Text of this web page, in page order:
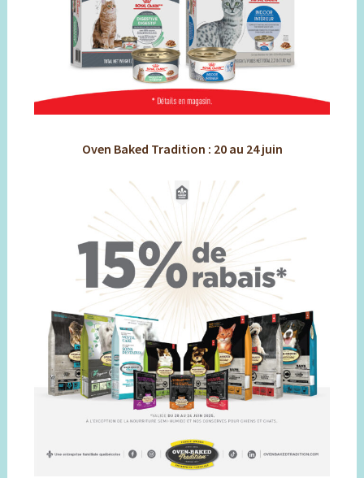
Oven Baked Tradition : 20 au 24 juin